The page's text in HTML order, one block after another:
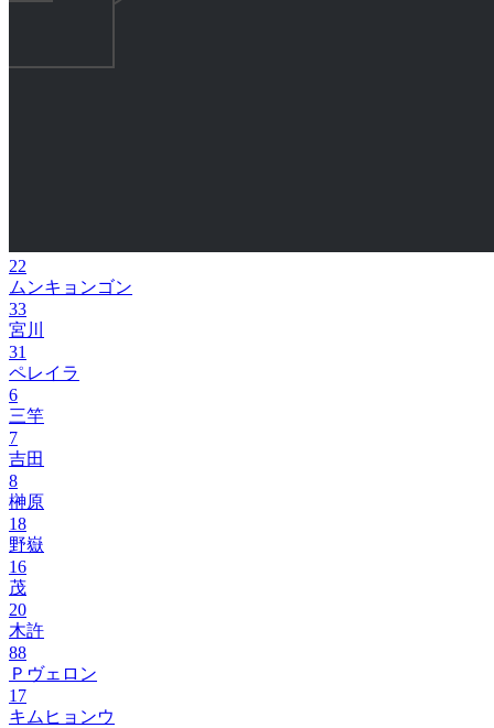
22
ムンキョンゴン
33
宮川
31
ペレイラ
6
三竿
7
吉田
8
榊原
18
野嶽
16
茂
20
木許
88
Ｐヴェロン
17
キムヒョンウ